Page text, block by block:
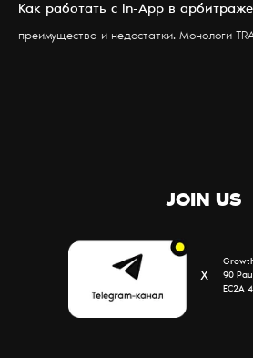
Как работать с In-App в
преимущества и недостатки. Монологи
УСЛУГИ
Х
JOIN US
90
EC2A